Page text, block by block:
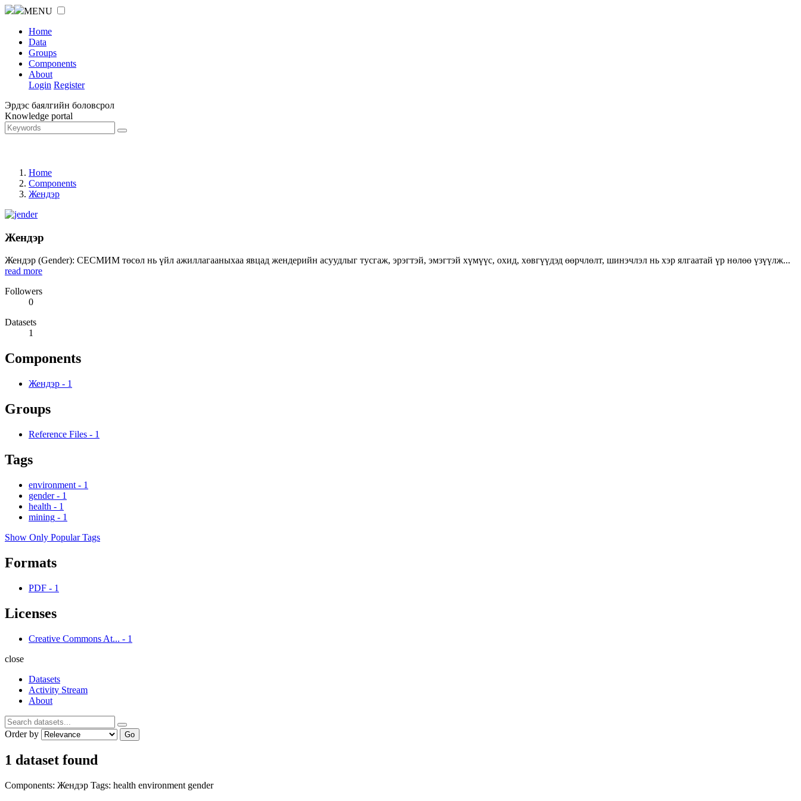
MENU
Home
Data
Groups
Components
About
Login Register
Эрдэс баялгийн боловсрол
Knowledge portal
Home
Components
Жендэр
Жендэр
Жендэр (Gender): СЕСМИМ төсөл нь үйл ажиллагааныхаа явцад жендерийн асуудлыг тусгаж, эрэгтэй, эмэгтэй хүмүүс, охид, хөвгүүдэд өөрчлөлт, шинэчлэл нь хэр ялгаатай үр нөлөө үзүүлж...
read more
Followers
0
Datasets
1
Components
Жендэр - 1
Groups
Reference Files - 1
Tags
environment - 1
gender - 1
health - 1
mining - 1
Show Only Popular Tags
Formats
PDF - 1
Licenses
Creative Commons At... - 1
close
Datasets
Activity Stream
About
Order by Go
1 dataset found
Components: Жендэр Tags: health environment gender